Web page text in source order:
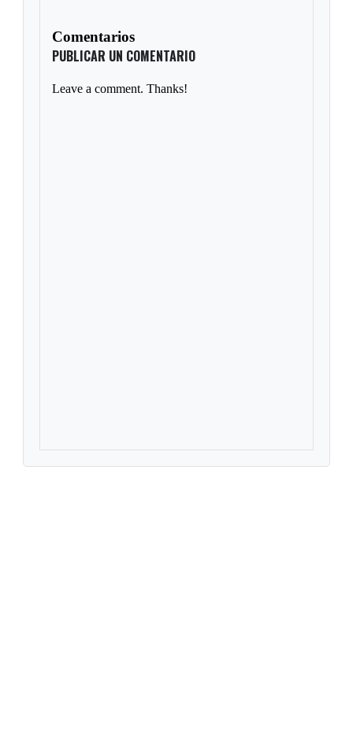
Comentarios
PUBLICAR UN COMENTARIO
Leave a comment. Thanks!